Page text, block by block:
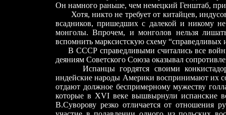
Он намного раньше, чем немецкий Генштаб,
Хотя, никто не требует от китайцев,
всадников, пришедших с далекой и никому
монголы. Впрочем, и монголов нельзя
вспомнить марксистскую схему “справедливых
В СССР справедливыми считались все
деяниям Советского Союза оказывал
Испанцы гордятся своими
индейские народы Америки воспринимают их
отдают должное беспримерному мужеству
которые в XVI веке вышвырнули испанские
В.Суворову резко отличается от отношения